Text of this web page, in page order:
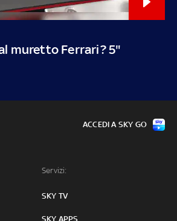
muretto Ferrari? 5"
Servizi:
SKY TV
SKY APPS
ACCEDI A SKY GO